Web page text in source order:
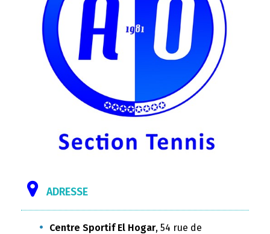
ADRESSE
Centre Sportif El Hogar, 54 rue de